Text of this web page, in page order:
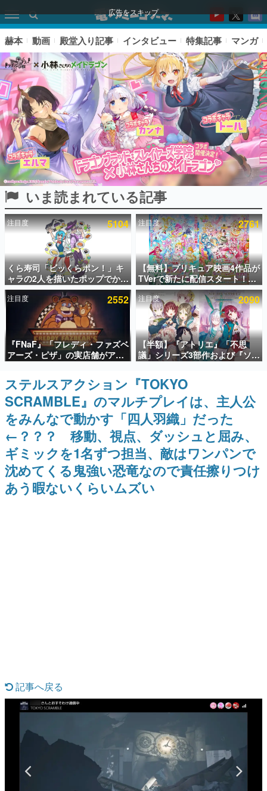
広告をスキップ
ピックアップ
電ファミのいま読まれている記事ランキング
アプリセール情報
インタビュー
連載・特集一覧
殿堂入り記事
SNS拡散数が数千以上！ ページビュー数万以上！ などな
ど。多くの人々に読まれた、電ファミ渾身の“殿堂入り”記
事をまとめました。
ゲームの企画書
名作ゲームクリエイターの方々に製作時のエピソードをお
聞きし、ヒットする企画（ゲーム）とは何か？を探ってい
きます。
赫本
この物語を解いてはいけない。『赫本』は、〈試験問題〉
の形をした短編ホラー小説集です。
新世代に訊く
これからのデジタルゲーム市場を担う若きクリエイター達
の姿を追い、彼らのルーツと情熱を探っていきます。
です。
ゲームが変えた日本語
「経験値」「裏技」「ラスボス」… ゲームにまつわる言葉
の起源や用法の変遷を、コンピューター文化史研究家・タ
イニーP氏が徹底調査。
赫本 動画 殿堂入り記事 インタビュー 特集記事 マンガ
いま読まれている記事
注目度 5104
くら寿司「ビッくらポン！」キ
ャラの2人を描いたポップでかわ
いいコラボイラストが公開。コ
ラボイラストを使用した限定T
シャツ&ステッカーがアソビシ
ステム主催「Akaku展」にて販
注目度 2761
【無料】プリキュア映画4作品が
TVerで新たに配信スタート！な
んと2018年～2024年の映画ほぼ
すべてが見放題に、ぶっちゃけ
ありえないラインナップ
注目度 2552
『FNaF』「フレディ・ファズベ
アーズ・ピザ」の実店舗がアメ
リカの商業施設「American
ScottGamesとの共同開発、食
事だけでなくステージショーや
没入型のホラー体験も楽しめる
注目度 2090
【半額】『アトリエ』「不思
議」シリーズ3部作および『ソフ
ィーのアトリエ2』公式画集の
Kindle版が50%オフとなるセー
ルが開催中。各作品の設定画や
美麗なイラストの数々をふんだ
んに収録
ステルスアクション『TOKYO
SCRAMBLE』のマルチプレイは、主人公
をみんなで動かす「四人羽織」だった
←？？？ 移動、視点、ダッシュと屈み、
ギミックを1名ずつ担当、敵はワンパンで
沈めてくる鬼強い恐竜なので責任擦りつけ
あう暇ないくらいムズい
記事へ戻る